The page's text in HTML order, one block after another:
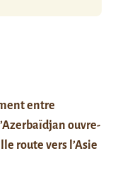
entre
ouvre-
route vers l’Asie